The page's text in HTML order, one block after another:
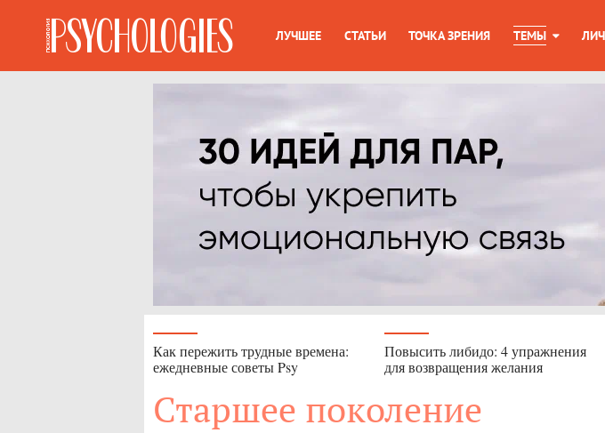
ЛУЧШЕЕ СТАТЬИ ТОЧКА ЗРЕНИЯ ТЕМЫ
Как пережить трудные времена:
ежедневные советы Psy
Повысить либидо: 4 упражнения
для возвращения желания
Старшее поколение